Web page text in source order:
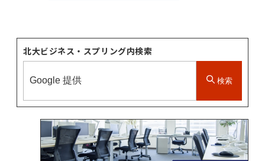
北大ビジネス・スプリング内検索
検索